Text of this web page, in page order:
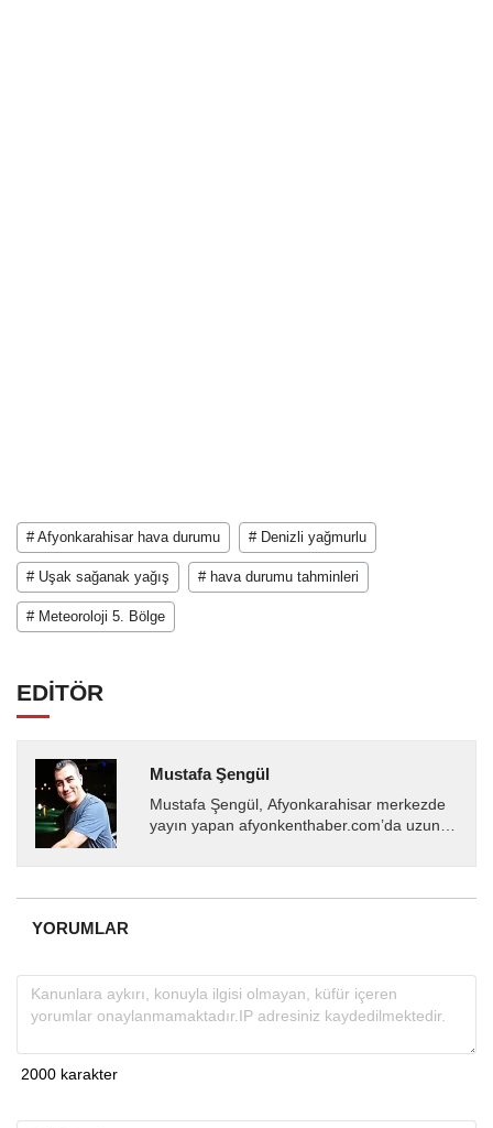
# Afyonkarahisar hava durumu # Denizli yağmurlu
# Uşak sağanak yağış # hava durumu tahminleri
# Meteoroloji 5. Bölge
EDİTÖR
Mustafa Şengül
Mustafa Şengül, Afyonkarahisar merkezde
yayın yapan afyonkenthaber.com’da uzun
almakta, haber akışı...
YORUMLAR